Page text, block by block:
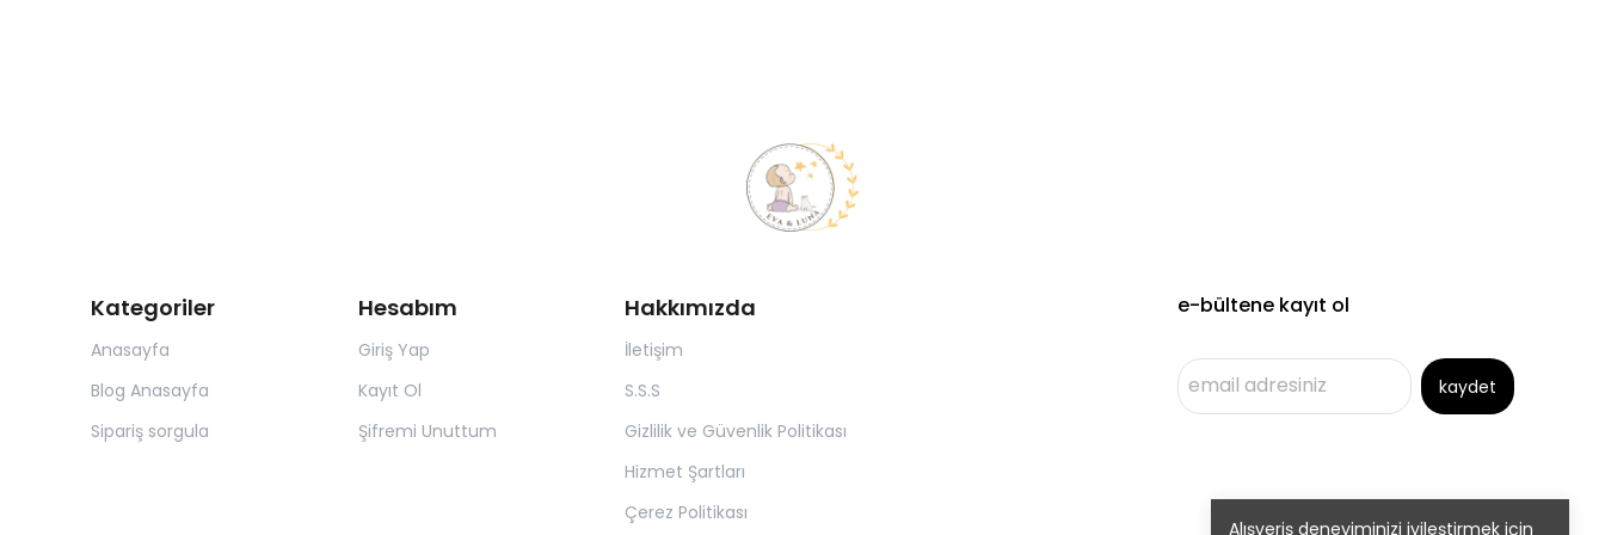
Alışveriş deneyiminizi iyileştirmek için
Kategoriler
Anasayfa
Blog Anasayfa
Sipariş sorgula
Hesabım
Giriş Yap
Kayıt Ol
Şifremi Unuttum
Hakkımızda
İletişim
S.S.S
Gizlilik ve Güvenlik Politikası
Hizmet Şartları
Çerez Politikası
e-bültene kayıt ol
kaydet